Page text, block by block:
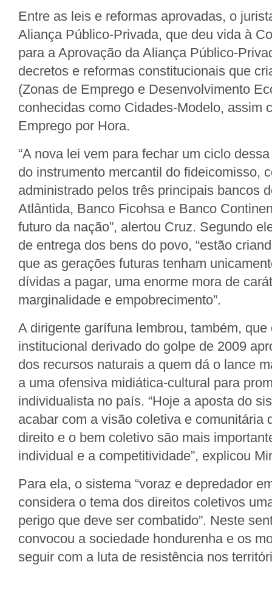
Entre as leis e reformas aprovadas, o
Aliança Público-Privada, que deu vida à
para a Aprovação da Aliança Público-
decretos e reformas constitucionais que
(Zonas de Emprego e Desenvolvimento
conhecidas como Cidades-Modelo, assim
Emprego por Hora.
“A nova lei vem para fechar um ciclo
do instrumento mercantil do fideicomisso,
administrado pelos três principais bancos
Atlântida, Banco Ficohsa e Banco
futuro da nação”, alertou Cruz. Segundo
de entrega dos bens do povo, “estão
que as gerações futuras tenham
dívidas a pagar, uma enorme mora de
marginalidade e empobrecimento”.
A dirigente garífuna lembrou, também,
institucional derivado do golpe de 2009
dos recursos naturais a quem dá o lance
a uma ofensiva midiática-cultural para
individualista no país. “Hoje a aposta do
acabar com a visão coletiva e comunitária
direito e o bem coletivo são mais
individual e a competitividade”, explicou
Para ela, o sistema “voraz e depredador
considera o tema dos direitos coletivos
perigo que deve ser combatido”. Neste
convocou a sociedade hondurenha e os
seguir com a luta de resistência nos